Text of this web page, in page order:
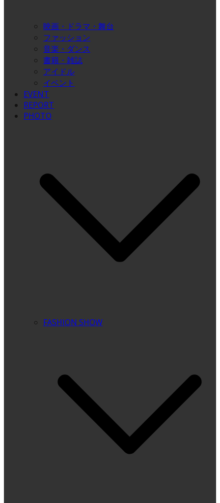
映画・ドラマ・舞台
ファッション
音楽・ダンス
書籍・雑誌
アイドル
イベント
EVENT
REPORT
PHOTO
FASHION SHOW